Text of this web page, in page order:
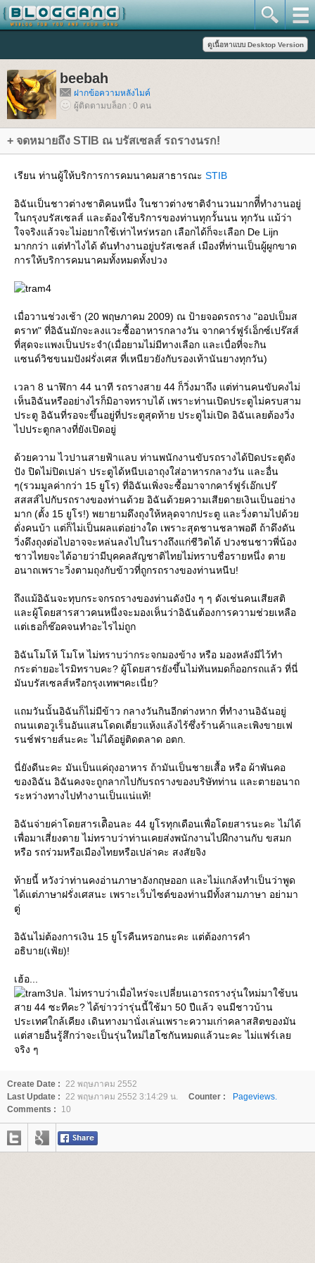
beebah
ฝากข้อความหลังไมค์
ผู้ติดตามบล็อก : 0 คน
+ จดหมายถึง STIB ณ บรัสเซลส์ รถรางนรก!
เรียน ท่านผู้ให้บริการการคมนาคมสาธารณะ STIB
อิฉันเป็นชาวต่างชาติคนหนึ่ง ในชาวต่างชาติจำนวนมากทีี่ทำงานอยู่
นกรุงบรัสเซลส์ และต้องใช้บริการของท่านทุกวั้นนน ทุกวัน แม้ว่า
จจริงแล้วจะไม่อยากใช้เท่าไหร่หรอก เลือกได้ก็จะเลือก De Lijn
มากกว่า แต่ทำไงได้ ดันทำงานอยู่บรัสเซลส์ เมืองที่ท่านเป็นผู้ผูกขาด
การให้บริการคมนาคมทั้งหมดทั้งปวง
เมื่อวานช่วงเช้า (20 พฤษภาคม 2009) ณ ป้ายจอดรถราง "ออปเป็มส
ตราท" ที่อิฉันมักจะลงแวะซื้ออาหารกลางวัน จากคาร์ฟูร์เอ็กซ์เปร๊สส์
ที่สุดจะแพงเป็นประจำ(เมื่อยามไม่มีทางเลือก และเบื่อที่จะกิน
ซนด์วิชขนมปังฝรั่งเศส ที่เหนียวยังกับรองเท้านันยางทุกวัน)
เวลา 8 นาฬิกา 44 นาที รถรางสาย 44 ก็วิ่งมาถึง แต่ท่านคนขับคงไม่
เห็นอิฉันหรืออย่างไรก็มิอาจทราบได้ เพราะท่านเปิดประตูไม่ครบสาม
ประตู อิฉันที่รอจะขึ้นอยู่ที่ประตูสุดท้าย ประตูไม่เปิด อิฉันเลยต้องวิ่ง
ไปประตูกลางที่ยังเปิดอยู่
ด้วยความ ไวปานสายฟ้าแลบ ท่านพนักงานขับรถรางได้ปิดประตูดัง
ปัง ปิดไม่ปิดเปล่า ประตูได้หนีบเอาถุงใส่อาหารกลางวัน และอื่น
ๆ(รวมมูลค่ากว่า 15 ยูโร) ที่อิฉันเพิ่งจะซื้อมาจากคาร์ฟูร์เอ๊กเปร๊
สสสส์ไปกับรถรางของท่านด้วย อิฉันด้วยความเสียดายเงินเป็นอย่าง
มาก (ตั้ง 15 ยูโร!) พยายามดึงถุงให้หลุดจากประตู และวิ่งตามไปด้ว
ดั่งคนบ้า แต่ก็ไม่เป็นผลแต่อย่างใด เพราะสุดชานชลาพอดี ถ้าดึงดัน
วิ่งดึงถุงต่อไปอาจจะหล่นลงไปในรางถึงแก่ชีวิตได้ ปวงชนชาวพี่น้อง
ชาวไทยจะได้อายว่ามีบุคคลสัญชาติไทยไม่ทราบชื่อรายหนึ่ง ตา
อนาถเพราะวิ่งตามถุงกับข้าวที่ถูกรถรางของท่านหนีบ!
ถึงแม้อิฉันจะทุบกระจกรถรางของท่านดังปัง ๆ ๆ ดังเช่นคนเสียสติ
ละผู้โดยสารสาวคนหนึ่งจะมองเห็นว่าอิฉันต้องการความช่วยเหลือ
ต่เธอก็ช๊อคจนทำอะไรไม่ถูก
อิฉันโมโห้ โมโห ไม่ทราบว่ากระจกมองข้าง หรือ มองหลังมีไว้ทำ
กระต่ายอะไรมิทราบคะ? ผู้โดยสารยังขึ้นไม่ทันหมดก็ออกรถแล้ว ที่นี่
มันบรัสเซลส์หรือกรุงเทพฯคะเนี่ย?
ถมวันนั้นอิฉันก็ไม่มีข้าว กลางวันกินอีกต่างหาก ที่ทำงานอิฉันอยู่
ถนนเตอวูเร็นอันแสนโดดเดี่ยวแห้งแล้งไร้ซึ่งร้านค้าและเพิงขายเฟ
รนช์ฟรายส์นะคะ ไม่ได้อยู่ติดตลาด อตก.
นี่ยังดีนะคะ มันเป็นแค่ถุงอาหาร ถ้ามันเป็นชายเสื้อ หรือ ผ้าพันคอ
ของอิฉัน อิฉันคงจะถูกลากไปกับรถรางของบริษัทท่าน และตายอนาถ
ระหว่างทางไปทำงานเป็นแน่แท้!
อิฉันจ่ายค่าโดยสารเดืิอนละ 44 ยูโรทุกเดือนเพื่อโดยสารนะคะ ไม่ได้
เพื่อมาเสี่ยงตาย ไม่ทราบว่าท่านเคยส่งพนักงานไปฝึกงานกับ ขสมก
หรือ รถร่วมหรือเมืองไทยหรือเปล่าคะ สงสัยจิง
ท้ายนี้ หวังว่าท่านคงอ่านภาษาอังกฤษออก และไม่แกล้งทำเป็นว่าพูด
ได้แต่ภาษาฝรั่งเศสนะ เพราะเว็บไซต์ของท่านมีทั้งสามภาษา อย่ามา
ตู่
อิฉันไม่ต้องการเงิน 15 ยูโรคืนหรอกนะคะ แต่ต้องการคำ
อธิบาย(เฟ้ย)!
เฮ้อ...
ปล. ไม่ทราบว่าเมื่อไหร่จะเปลี่ยนเอารถรางรุ่นใหม่มาใช้บน
สาย 44 ซะทีคะ? ได้ข่าวว่ารุ่นนี้ใช้มา 50 ปีแล้ว จนมีชาวบ้าน
ประเทศใกล้เคียง เดินทางมานั่งเล่นเพราะความเก่าคลาสสิตของมัน
ต่สายอื่นรู้สึกว่าจะเป็นรุ่นใหม่ไฮโซกันหมดแล้วนะคะ ไม่แฟร์เล
จริง ๆ
Create Date : 22 พฤษภาคม 2552
Last Update : 22 พฤษภาคม 2552 3:14:29 น. Counter :
Pageviews.
Comments :
10